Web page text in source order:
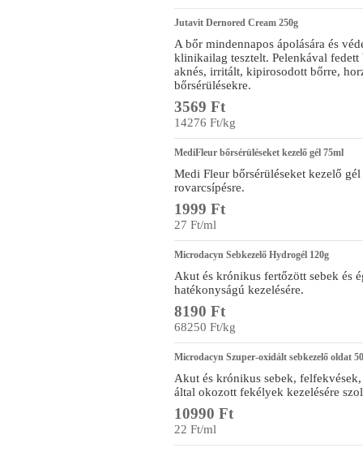
Jutavit Dernored Cream 250g
A bőr mindennapos ápolására és
klinikailag tesztelt. Pelenkával fedett
aknés, irritált, kipirosodott bőrre,
bőrsérülésekre.
3569 Ft
14276 Ft/kg
MediFleur bőrsérüléseket kezelő gél 75ml
Medi Fleur bőrsérüléseket kezelő gél
rovarcsípésre.
1999 Ft
27 Ft/ml
Microdacyn Sebkezelő Hydrogél 120g
Akut és krónikus fertőzött sebek és
hatékonyságú kezelésére.
8190 Ft
68250 Ft/kg
Microdacyn Szuper-oxidált sebkezelő oldat
Akut és krónikus sebek,
által okozott fekélyek kezelésére
10990 Ft
22 Ft/ml